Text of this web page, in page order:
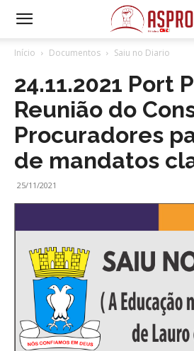
Início Documentos Saiu no Diario
24.11.2021 Port
Reunião do
Procuradores
de mandatos
25/11/2021